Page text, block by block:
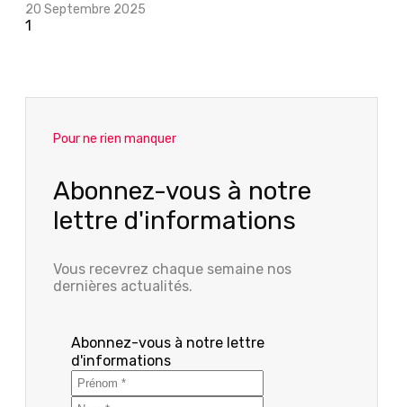
20 Septembre 2025
Pour ne rien manquer
Abonnez-vous à notre
lettre d'informations
Vous recevrez chaque semaine nos
dernières actualités.
Abonnez-vous à notre lettre
d'informations